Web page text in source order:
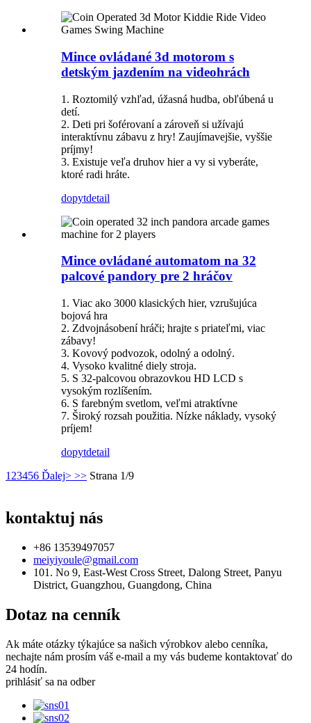
Mince ovládané 3d motorom s
detským jazdením na videohrách
1. Roztomilý vzhľad, úžasná hudba, obľúbená u
detí.
2. Deti pri šoférovaní a zároveň si užívajú
interaktívnu zábavu z hry! Zaujímavejšie, vyššie
príjmy!
3. Existuje veľa druhov hier a vy si vyberáte,
ktoré radi hráte.
dopytdetail
Mince ovládané automatom na 32
palcové pandory pre 2 hráčov
1. Viac ako 3000 klasických hier, vzrušujúca
bojová hra
2. Zdvojnásobení hráči; hrajte s priateľmi, viac
zábavy!
3. Kovový podvozok, odolný a odolný.
4. Vysoko kvalitné diely stroja.
5. S 32-palcovou obrazovkou HD LCD s
vysokým rozlíšením.
6. S farebným svetlom, veľmi atraktívne
7. Široký rozsah použitia. Nízke náklady, vysoký
príjem!
dopytdetail
1 23456 Ďalej> >> Strana 1/9
kontaktuj nás
+86 13539497057
meiyiyoule@gmail.com
101. No 9, East-West Cross Street, Dalong Street, Panyu
District, Guangzhou, Guangdong, China
Dotaz na cenník
Ak máte otázky týkajúce sa našich výrobkov alebo cenníka,
nechajte nám prosím váš e-mail a my vás budeme kontaktovať do
24 hodín.
prihlásiť sa na odber